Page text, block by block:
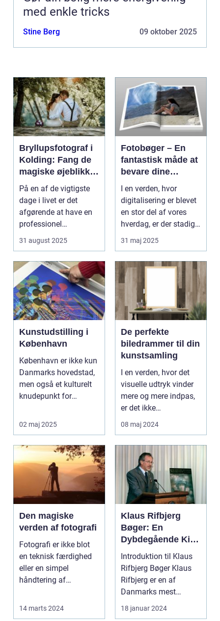
med enkle tricks
Stine Berg 09 oktober 2025
Bryllupsfotograf i
Kolding: Fang de
magiske øjeblikke
på din store dag
På en af de vigtigste
dage i livet er det
afgørende at have en
professionel
bryllupsfot...
31 august 2025
Fotobøger – En
fantastisk måde at
bevare dine
minder på
I en verden, hvor
digitalisering er blevet
en stor del af vores
hverdag, er der stadig
noget sæ...
31 maj 2025
Kunstudstilling i
København
København er ikke kun
Danmarks hovedstad,
men også et kulturelt
knudepunkt for
02 maj 2025
De perfekte
biledrammer til din
kunstsamling
I en verden, hvor det
visuelle udtryk vinder
mere og mere indpas,
er det ikke
overraskende, at
biled...
08 maj 2024
Den magiske
verden af fotografi
Fotografi er ikke blot
en teknisk færdighed
eller en simpel
håndtering af
14 marts 2024
Klaus Rifbjerg
Bøger: En
Dybdegående Kig
på et Litterært
Mesterstykke
Introduktion til Klaus
Rifbjerg Bøger Klaus
Rifbjerg er en af
Danmarks mest
fremtrædende
forfattere...
18 januar 2024